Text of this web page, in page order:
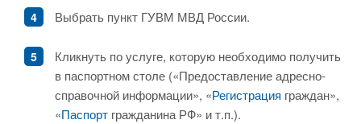
Выбрать пункт ГУВМ МВД России.
Кликнуть по услуге, которую необходимо получить
в паспортном столе («Предоставление адресно-
справочной информации», «Регистрация граждан»,
«Паспорт гражданина РФ» и т.п.).